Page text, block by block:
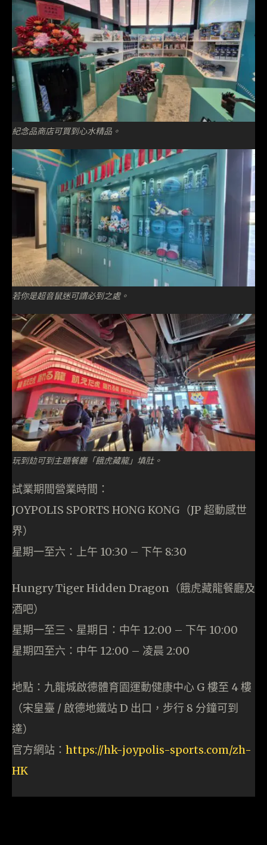
紀念品商店可買到心水精品。
若你是超音鼠迷可謂必到之處。
玩到攰可到主題餐廳「餓虎藏龍」填肚。
試業期間營業時間：
JOYPOLIS SPORTS HONG KONG（JP 超動感世
界）
星期一至六：上午 10:30 – 下午 8:30
Hungry Tiger Hidden Dragon（餓虎藏龍餐廳及
酒吧）
星期一至三、星期日：中午 12:00 – 下午 10:00
星期四至六：中午 12:00 – 凌晨 2:00
地點：九龍城啟德體育園運動健康中心 G 樓至 4 樓
（宋皇臺 / 啟德地鐵站 D 出口，步行 8 分鐘可到
達）
官方網站： https://hk-joypolis-sports.com/zh-
HK